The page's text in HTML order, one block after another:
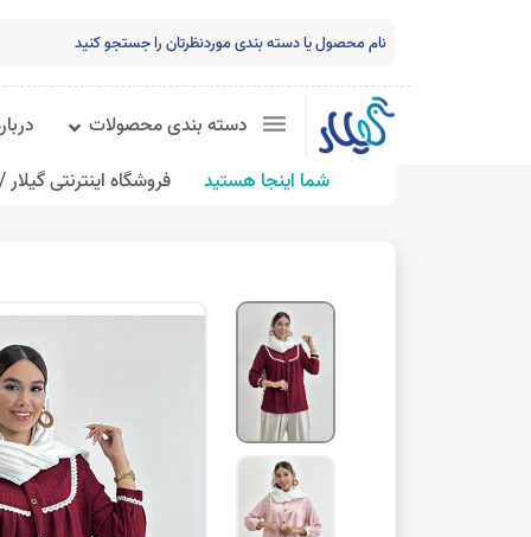
دسته بندی محصولات
شما اینجا هستید
فروشگاه اینترنتی گیلار /